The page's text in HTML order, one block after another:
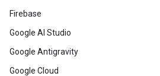
Firebase
Google AI Studio
Google Antigravity
Google Cloud